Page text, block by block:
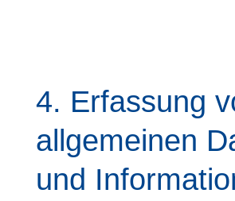
4. Erfassung
allgemeinen
und